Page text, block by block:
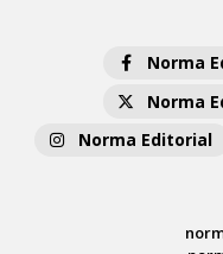
Norma
Norma
Norma Editorial